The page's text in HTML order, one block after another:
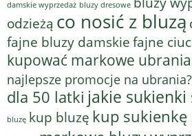
damskie wyprzedaż bluzy dresowe
odzieżą co nosić z bluzą
fajne bluzy damskiefajne
kupować markowe
najlepsze promocje na ubrania?
dla 50 latki jakie sukienki
bluzę kup bluzę kup sukienkę